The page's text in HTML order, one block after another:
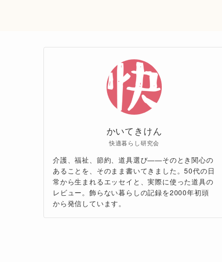
かいてきけん
快適暮らし研究会
介護、福祉、節約、道具選び——そのとき関心の
あることを、そのまま書いてきました。50代の日
常から生まれるエッセイと、実際に使った道具の
レビュー。飾らない暮らしの記録を2000年初頭
から発信しています。